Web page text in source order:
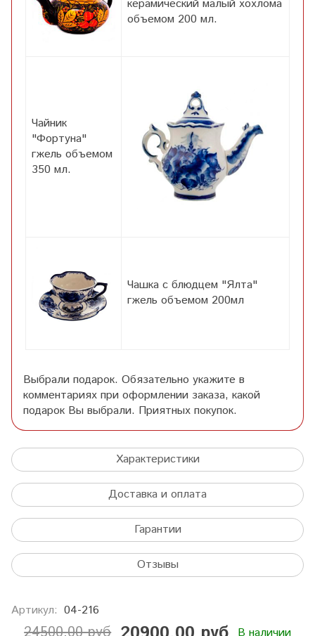
керамический малый хохлома
объемом 200 мл.
Чайник
"Фортуна"
гжель объемом
350 мл.
Чашка с блюдцем "Ялта"
гжель объемом 200мл
Выбрали подарок. Обязательно укажите в
комментариях при оформлении заказа, какой
подарок Вы выбрали. Приятных покупок.
Характеристики
Доставка и оплата
Гарантии
Отзывы
Артикул: 04-216
В наличии